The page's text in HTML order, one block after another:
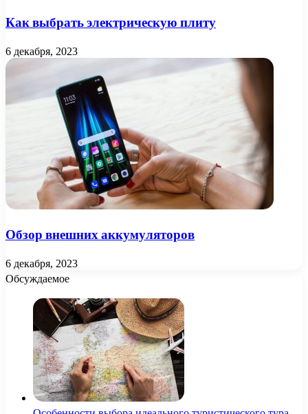
Как выбрать электрическую плиту
6 декабря, 2023
Обзор внешних аккумуляторов
6 декабря, 2023
Обсуждаемое